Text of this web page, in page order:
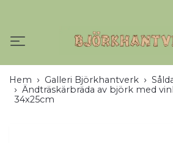
Hem Galleri Björkhantverk
Ändträskärbräda av björk med
34x25cm